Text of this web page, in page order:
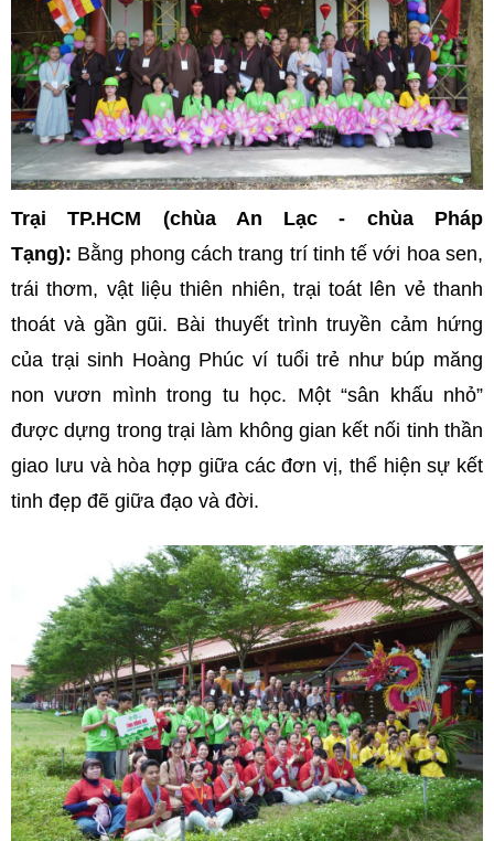
Trại TP.HCM (chùa An Lạc - chùa Pháp
Tạng): Bằng phong cách trang trí tinh tế với hoa sen,
trái thơm, vật liệu thiên nhiên, trại toát lên vẻ thanh
thoát và gần gũi. Bài thuyết trình truyền cảm hứng
của trại sinh Hoàng Phúc ví tuổi trẻ như búp măng
non vươn mình trong tu học. Một “sân khấu nhỏ”
được dựng trong trại làm không gian kết nối tinh thần
giao lưu và hòa hợp giữa các đơn vị, thể hiện sự kết
tinh đẹp đẽ giữa đạo và đời.